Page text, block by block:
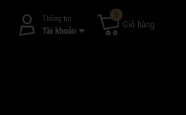
Thông tin
Tài khoản
0
Giỏ hàng